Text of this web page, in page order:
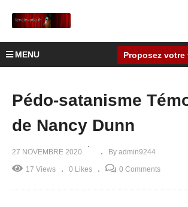
MENU Proposez votre
Pédo-satanisme
de Nancy Dunn
27 NOVEMBRE 2020 By admin9244
17 Views 0 Likes 0 Comments